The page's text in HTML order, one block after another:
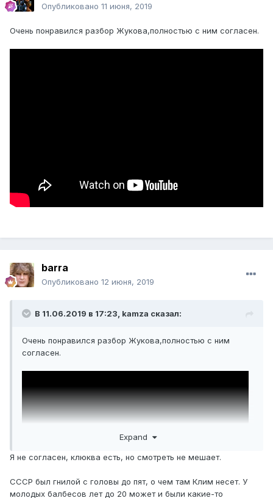
Опубликовано 11 июня, 2019
Очень понравился разбор Жукова,полностью с ним согласен.
barra
Опубликовано 12 июня, 2019
В 11.06.2019 в 17:23, kamza сказал:
Очень понравился разбор Жукова,полностью с ним
согласен.
Expand
Я не согласен, клюква есть, но смотреть не мешает.
СССР был гнилой с головы до пят, о чем там Клим несет. У
молодых балбесов лет до 20 может и были какие-то